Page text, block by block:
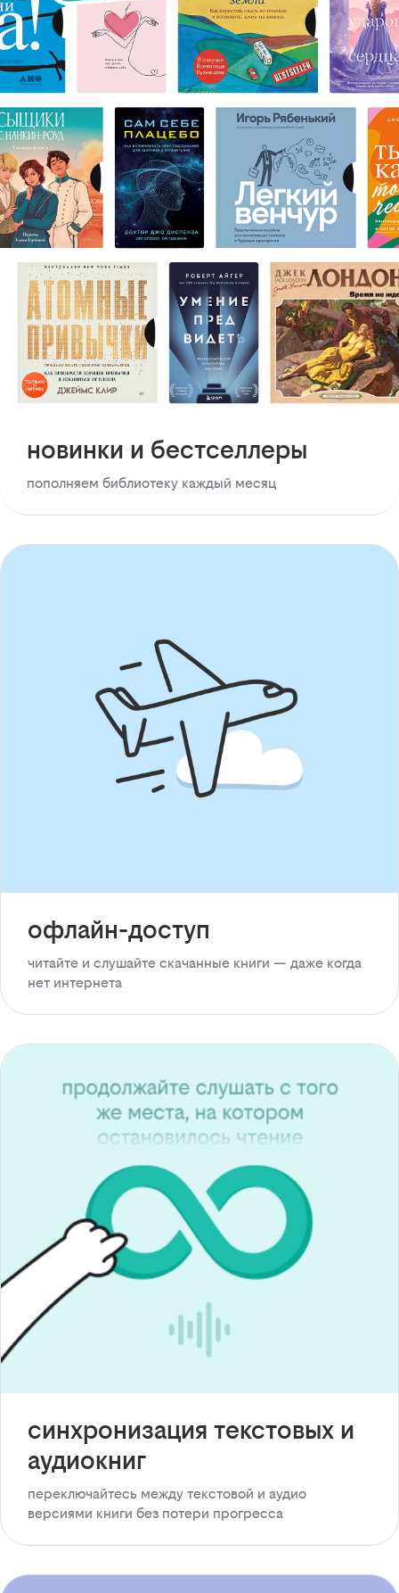
новинки и бестселлеры
пополняем библиотеку каждый месяц
офлайн-доступ
читайте и слушайте скачанные книги — даже когда
нет интернета
синхронизация текстовых и
аудиокниг
переключайтесь между текстовой и аудио
версиями книги без потери прогресса